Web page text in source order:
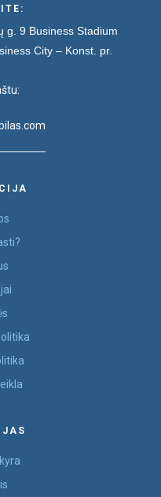
g. 9 Business Stadium
City – Konst. pr.